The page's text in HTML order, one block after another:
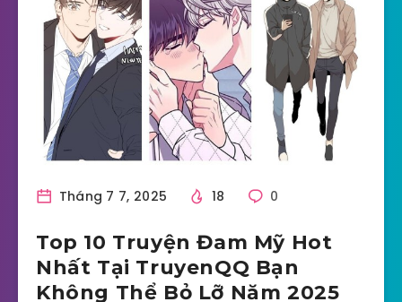
Tháng 7 7, 2025 18 0
Top 10 Truyện Đam Mỹ Hot
Nhất Tại TruyenQQ Bạn
Không Thể Bỏ Lỡ Năm 2025